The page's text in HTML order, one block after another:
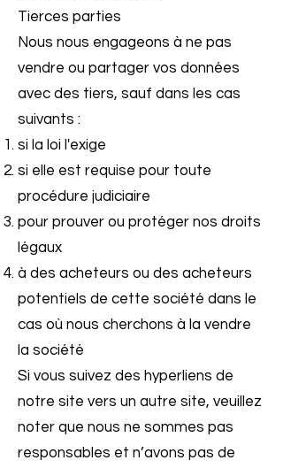
Tierces parties
Nous nous engageons à ne pas
vendre ou partager vos données
avec des tiers, sauf dans les cas
suivants :
si la loi l'exige
si elle est requise pour toute
procédure judiciaire
pour prouver ou protéger nos droits
légaux
à des acheteurs ou des acheteurs
potentiels de cette société dans le
cas où nous cherchons à la vendre
la société
Si vous suivez des hyperliens de
notre site vers un autre site, veuillez
noter que nous ne sommes pas
responsables et n’avons pas de